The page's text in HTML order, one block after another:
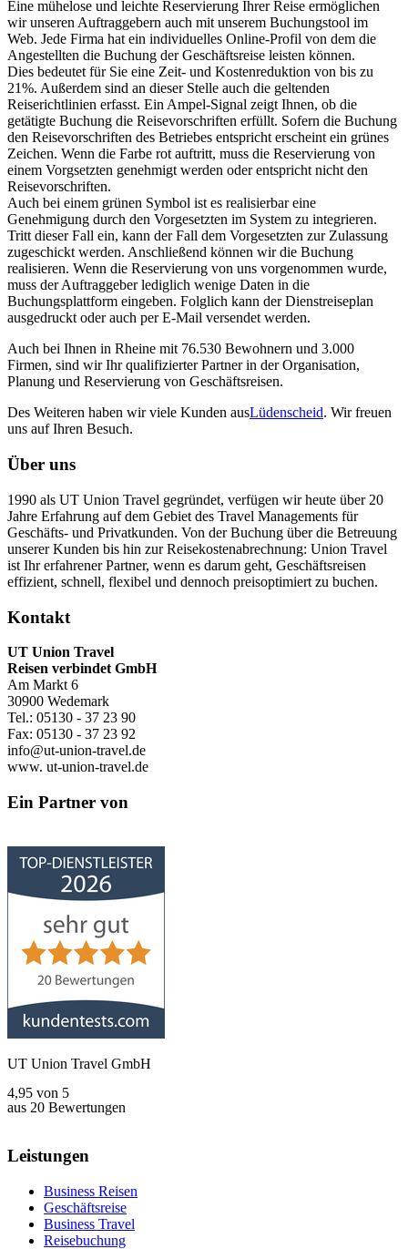
Eine mühelose und leichte Reservierung Ihrer Reise ermöglichen
wir unseren Auftraggebern auch mit unserem Buchungstool im
Web. Jede Firma hat ein individuelles Online-Profil von dem die
Angestellten die Buchung der Geschäftsreise leisten können.
Dies bedeutet für Sie eine Zeit- und Kostenreduktion von bis zu
21%. Außerdem sind an dieser Stelle auch die geltenden
Reiserichtlinien erfasst. Ein Ampel-Signal zeigt Ihnen, ob die
getätigte Buchung die Reisevorschriften erfüllt. Sofern die Buchung
den Reisevorschriften des Betriebes entspricht erscheint ein grünes
Zeichen. Wenn die Farbe rot auftritt, muss die Reservierung von
einem Vorgsetzten genehmigt werden oder entspricht nicht den
Reisevorschriften.
Auch bei einem grünen Symbol ist es realisierbar eine
Genehmigung durch den Vorgesetzten im System zu integrieren.
Tritt dieser Fall ein, kann der Fall dem Vorgesetzten zur Zulassung
zugeschickt werden. Anschließend können wir die Buchung
realisieren. Wenn die Reservierung von uns vorgenommen wurde,
muss der Auftraggeber lediglich wenige Daten in die
Buchungsplattform eingeben. Folglich kann der Dienstreiseplan
ausgedruckt oder auch per E-Mail versendet werden.
Auch bei Ihnen in Rheine mit 76.530 Bewohnern und 3.000
Firmen, sind wir Ihr qualifizierter Partner in der Organisation,
Planung und Reservierung von Geschäftsreisen.
Des Weiteren haben wir viele Kunden ausLüdenscheid. Wir freuen
uns auf Ihren Besuch.
Über uns
1990 als UT Union Travel gegründet, verfügen wir heute über 20
Jahre Erfahrung auf dem Gebiet des Travel Managements für
Geschäfts- und Privatkunden. Von der Buchung über die Betreuung
unserer Kunden bis hin zur Reisekostenabrechnung: Union Travel
ist Ihr erfahrener Partner, wenn es darum geht, Geschäftsreisen
effizient, schnell, flexibel und dennoch preisoptimiert zu buchen.
Kontakt
UT Union Travel
Reisen verbindet GmbH
Am Markt 6
30900 Wedemark
Tel.: 05130 - 37 23 90
Fax: 05130 - 37 23 92
info@ut-union-travel.de
www. ut-union-travel.de
Ein Partner von
UT Union Travel GmbH
4,95 von 5
aus 20 Bewertungen
Leistungen
Business Reisen
Geschäftsreise
Business Travel
Reisebuchung